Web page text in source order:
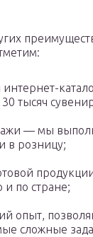
тысяч
— мы
в розницу;
и по стране;
опыт,
сложные